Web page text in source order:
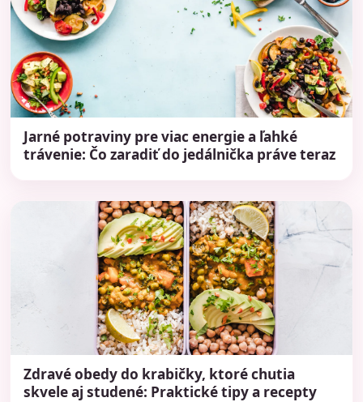
Jarné potraviny pre viac energie a ľahké
trávenie: Čo zaradiť do jedálnička práve teraz
Zdravé obedy do krabičky, ktoré chutia
skvele aj studené: Praktické tipy a recepty